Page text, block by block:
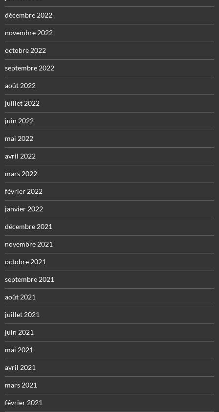
décembre 2022
novembre 2022
octobre 2022
septembre 2022
août 2022
juillet 2022
juin 2022
mai 2022
avril 2022
mars 2022
février 2022
janvier 2022
décembre 2021
novembre 2021
octobre 2021
septembre 2021
août 2021
juillet 2021
juin 2021
mai 2021
avril 2021
mars 2021
février 2021